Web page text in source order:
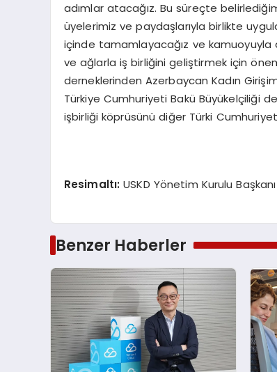
adımlar atacağız. Bu süreçte
üyelerimiz ve paydaşlarıyla birlikte
içinde tamamlayacağız ve kamuoyuyla
ve ağlarla iş birliğini geliştirmek için
derneklerinden Azerbaycan Kadın
Türkiye Cumhuriyeti Bakü Büyükelçiliği
işbirliği köprüsünü diğer Türki
Resimaltı: USKD Yönetim Kurulu
Benzer Haberler